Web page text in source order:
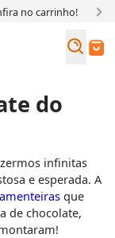
no carrinho!
Buscar
do
infinitas
e esperada. A
que
de chocolate,